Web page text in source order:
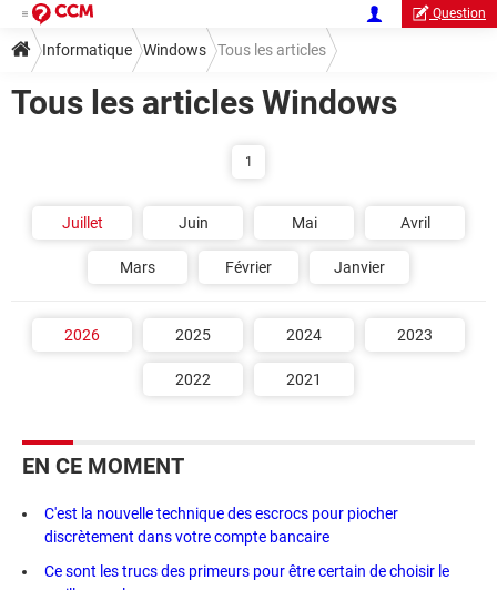
Question
Informatique Windows Tous les articles
Tous les articles Windows
1
Juillet Juin Mai Avril
Mars Février Janvier
2026 2025 2024 2023
2022 2021
EN CE MOMENT
C'est la nouvelle technique des escrocs pour piocher
discrètement dans votre compte bancaire
Ce sont les trucs des primeurs pour être certain de choisir le